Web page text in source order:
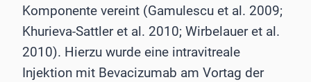
Komponente vereint (Gamulescu et al. 2009;
Khurieva-Sattler et al. 2010; Wirbelauer et al.
2010). Hierzu wurde eine intravitreale
Injektion mit Bevacizumab am Vortag der